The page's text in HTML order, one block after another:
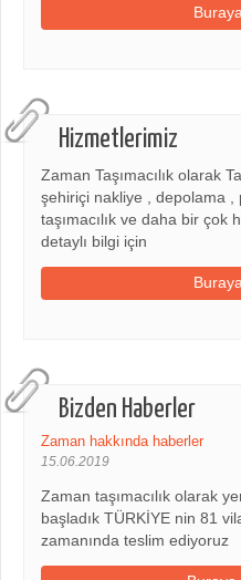
Hizmetlerimiz
Zaman Taşımacılık olarak
şehiriçi nakliye , depolama ,
taşımacılık ve daha bir çok
detaylı bilgi için
Bizden Haberler
Zaman hakkında haberler
15.06.2019
Zaman taşımacılık olarak
başladık TÜRKİYE nin 81
zamanında teslim ediyoruz